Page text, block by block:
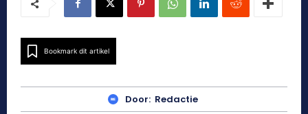
Bookmark dit artikel
Door: Redactie